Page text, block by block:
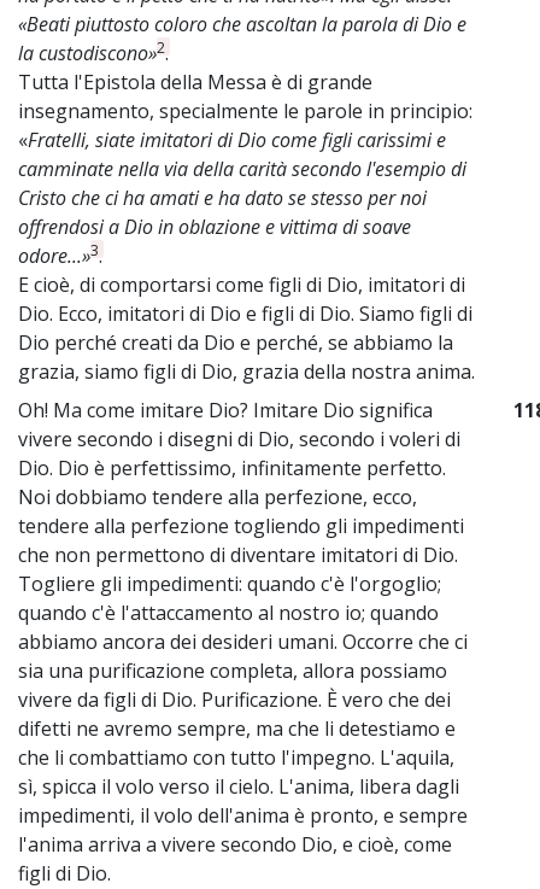
«Beati piuttosto coloro che ascoltan la parola di Dio e
la custodiscono»2.
Tutta l'Epistola della Messa è di grande
insegnamento, specialmente le parole in principio:
«Fratelli, siate imitatori di Dio come figli carissimi e
camminate nella via della carità secondo l'esempio di
Cristo che ci ha amati e ha dato se stesso per noi
offrendosi a Dio in oblazione e vittima di soave
odore...»3.
E cioè, di comportarsi come figli di Dio, imitatori di
Dio. Ecco, imitatori di Dio e figli di Dio. Siamo figli di
Dio perché creati da Dio e perché, se abbiamo la
grazia, siamo figli di Dio, grazia della nostra anima.
Oh! Ma come imitare Dio? Imitare Dio significa
vivere secondo i disegni di Dio, secondo i voleri di
Dio. Dio è perfettissimo, infinitamente perfetto.
Noi dobbiamo tendere alla perfezione, ecco,
tendere alla perfezione togliendo gli impedimenti
che non permettono di diventare imitatori di Dio.
Togliere gli impedimenti: quando c'è l'orgoglio;
quando c'è l'attaccamento al nostro io; quando
abbiamo ancora dei desideri umani. Occorre che ci
sia una purificazione completa, allora possiamo
vivere da figli di Dio. Purificazione. È vero che dei
difetti ne avremo sempre, ma che li detestiamo e
che li combattiamo con tutto l'impegno. L'aquila,
sì, spicca il volo verso il cielo. L'anima, libera dagli
impedimenti, il volo dell'anima è pronto, e sempre
l'anima arriva a vivere secondo Dio, e cioè, come
figli di Dio.